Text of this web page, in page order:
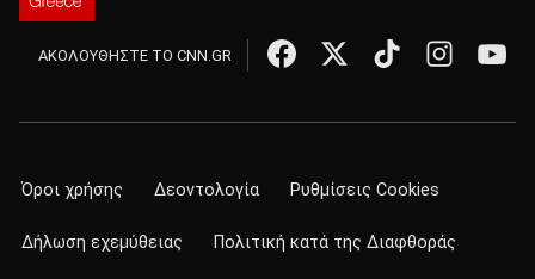
ΑΚΟΛΟΥΘΗΣΤΕ ΤΟ CNN.GR
Όροι χρήσης Δεοντολογία Ρυθμίσεις Cookies
Δήλωση εχεμύθειας Πολιτική κατά της Διαφθοράς